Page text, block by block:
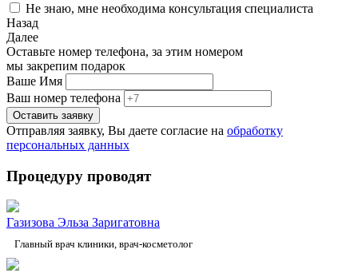
Не знаю, мне необходима консультация специалиста
Назад
Далее
Оставьте номер телефона, за этим номером
мы закрепим подарок
Ваше Имя
Ваш номер телефона
Отправляя заявку, Вы даете согласие на обработку
персональных данных
Процедуру проводят
Газизова Эльза Заригатовна
Главный врач клиники, врач-косметолог